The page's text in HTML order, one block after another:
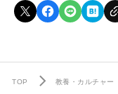
TOP 教養・カルチャー